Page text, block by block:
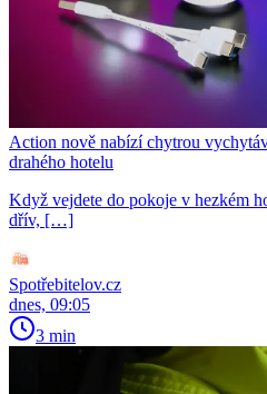
Action nově nabízí chytrou
drahého hotelu
Když vejdete do pokoje v hezkém
dřív, […]
Spotřebitelov.cz
dnes, 09:05
3 min